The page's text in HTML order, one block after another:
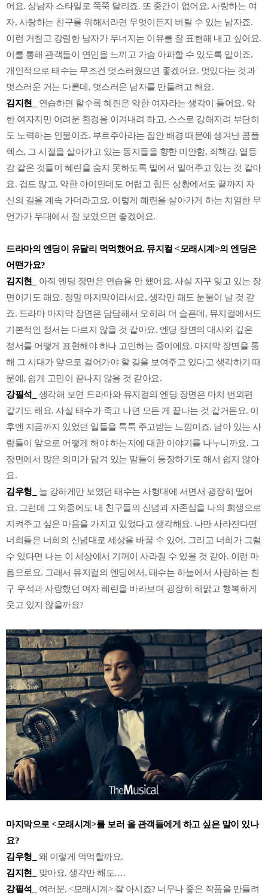
어요. 상남자 스타일로 쭉쭉 달리죠. 또 중간이 없어요. 사랑하는 여
자, 사랑하는 친구를 위해서라면 무엇이든지 버릴 수 있는 남자죠.
이런 거칠고 강렬한 남자가 무너지는 이유를 잘 표현해 내고 싶어요.
이를 통해 관객들이 연민을 느끼고 가슴 아파할 수 있도록 말이죠.
개인적으로 태수는 무조건 멋스러웠으면 좋겠어요. 멋있다는 것과
멋스러운 거는 다른데, 멋스러운 남자를 만들려고 해요.
김지현_ 연습하면 할수록 혜린은 약한 여자라는 생각이 들어요. 약
한 여자지만 어려운 환경을 이겨내려 하고, 스스로 강해지려 부단히
도 노력하는 인물이죠. 부르주아라는 집안 배경 때문에 생겨난 콤플
렉스, 그 시절을 살아가고 있는 동지들을 향한 미안함, 죄책감, 열등
감 같은 것들이 혜린을 숨지 못하도록 밑에서 밀어주고 있는 것 같아
요. 겁도 많고, 약한 아이인데도 어렵고 힘든 상황에서도 끝까지 자
신의 길을 계속 가더라고요. 이렇게 혜린을 살아가게 하는 치열한 무
언가가 무대에서 잘 보였으면 좋겠어요.
드라마의 엔딩이 유달리 먹먹했어요. 뮤지컬 <모래시계>의 엔딩은
어떤가요?
김지현_ 아직 엔딩 장면은 연습을 안 했어요. 사실 자꾸 잊고 있는 장
면이기도 해요. 정말 마지막이라서요, 생각만 해도 눈물이 날 것 같
죠. 드라마 마지막 장면은 담담해서 오히려 더 슬픈데, 뮤지컬에서도
기본적인 정서는 다르지 않을 것 같아요. 엔딩 장면의 대사와 깊은
정서를 어떻게 표현해야 하나 고민하는 중이에요. 마지막 장면을 통
해 그 시대가 앞으로 걸어가야 할 길을 보여주고 있다고 생각하기 때
문에, 쉽게 고민이 끝나지 않을 것 같아요.
강필석_
생각해 보면 드라마와 뮤지컬의 엔딩 장면은 마치 번외편
같기도 해요. 사실 태수가 죽고 나면 모든 게 끝나는 것 같거든요. 이
후엔 지금까지 있었던 일들을 툭툭 주고받는 느낌이죠. 남아 있는 사
람들이 앞으로 어떻게 해야 하는지에 대한 이야기를 나누니까요. 그
장면에서 많은 의미가 담겨 있는 말들이 등장하기도 해서 쉽지 않아
요.
김우형_
늘 강하게만 보였던 태수는 사형대에 서면서 굉장히 떨어
요. 그런데 그 와중에도 내 친구들의 신념과 자존심을 나의 희생으로
지켜주고 싶은 마음을 가지고 있었다고 생각해요. 나만 사라진다면
너희들은 너희의 신념대로 세상을 바꿀 수 있어. 그리고 너희가 그럴
수 있다면 나는 이 세상에서 기꺼이 사라질 수 있을 것 같아. 이런 마
음으로요. 그래서 뮤지컬의 엔딩에서, 태수는 하늘에서 사랑하는 친
구 우석과 사랑했던 여자 혜린을 바라보며 굉장히 해맑고 행복하게
웃고 있지 않을까요?
마지막으로 <모래시계>를 보러 올 관객들에게 하고 싶은 말이 있나
요?
김우형_
왜 이렇게 먹먹할까요.
김지현_ 맞아요. 생각만 해도….
강필석_
여러분, <모래시계> 잘 아시죠? 너무나 좋은 작품을 만들려